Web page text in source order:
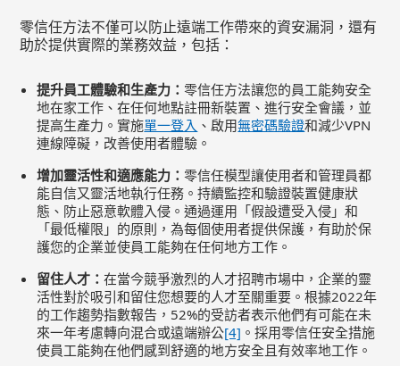
零信任方法不僅可以防止遠端工作帶來的資安漏洞，還有
助於提供實際的業務效益，包括：
提升員工體驗和生產力： 零信任方法讓您的員工能夠安全
地在家工作、在任何地點註冊新裝置、進行安全會議，並
提高生產力。實施單一登入 、啟用無密碼驗證和減少VPN
連線障礙，改善使用者體驗。
增加靈活性和適應能力： 零信任模型讓使用者和管理員都
能自信又靈活地執行任務。持續監控和驗證裝置健康狀
態、防止惡意軟體入侵。通過運用「假設遭受入侵」和
「最低權限」的原則，為每個使用者提供保護，有助於保
護您的企業並使員工能夠在任何地方工作。
留住人才：在當今競爭激烈的人才招聘市場中，企業的靈
活性對於吸引和留住您想要的人才至關重要。根據2022年
的工作趨勢指數報告，52%的受訪者表示他們有可能在未
來一年考慮轉向混合或遠端辦公[4] 。採用零信任安全措施
使員工能夠在他們感到舒適的地方安全且有效率地工作。